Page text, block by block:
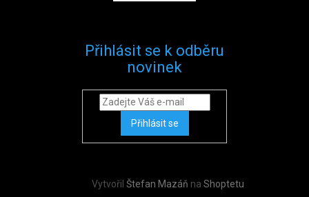
Přihlásit se k odběru
novinek
Přihlásit se
Vytvořil Štefan Mazáň na Shoptetu